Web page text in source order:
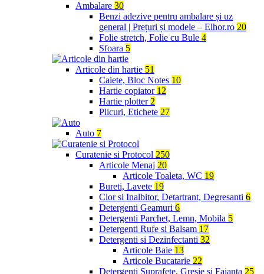
Ambalare 30
Benzi adezive pentru ambalare și uz
general | Prețuri și modele – Elhor.ro 20
Folie stretch, Folie cu Bule 4
Sfoara 5
Articole din hartie 51
Caiete, Bloc Notes 10
Hartie copiator 12
Hartie plotter 2
Plicuri, Etichete 27
Auto 7
Curatenie si Protocol 250
Articole Menaj 20
Articole Toaleta, WC 19
Bureti, Lavete 19
Clor si Inalbitor, Detartrant, Degresanti 6
Detergenti Geamuri 6
Detergenti Parchet, Lemn, Mobila 5
Detergenti Rufe si Balsam 17
Detergenti si Dezinfectanti 32
Articole Baie 13
Articole Bucatarie 22
Detergenti Suprafete, Gresie si Faianta 25